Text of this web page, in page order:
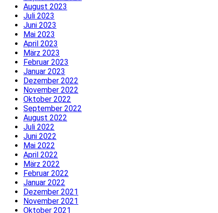
August 2023
Juli 2023
Juni 2023
Mai 2023
April 2023
März 2023
Februar 2023
Januar 2023
Dezember 2022
November 2022
Oktober 2022
September 2022
August 2022
Juli 2022
Juni 2022
Mai 2022
April 2022
März 2022
Februar 2022
Januar 2022
Dezember 2021
November 2021
Oktober 2021